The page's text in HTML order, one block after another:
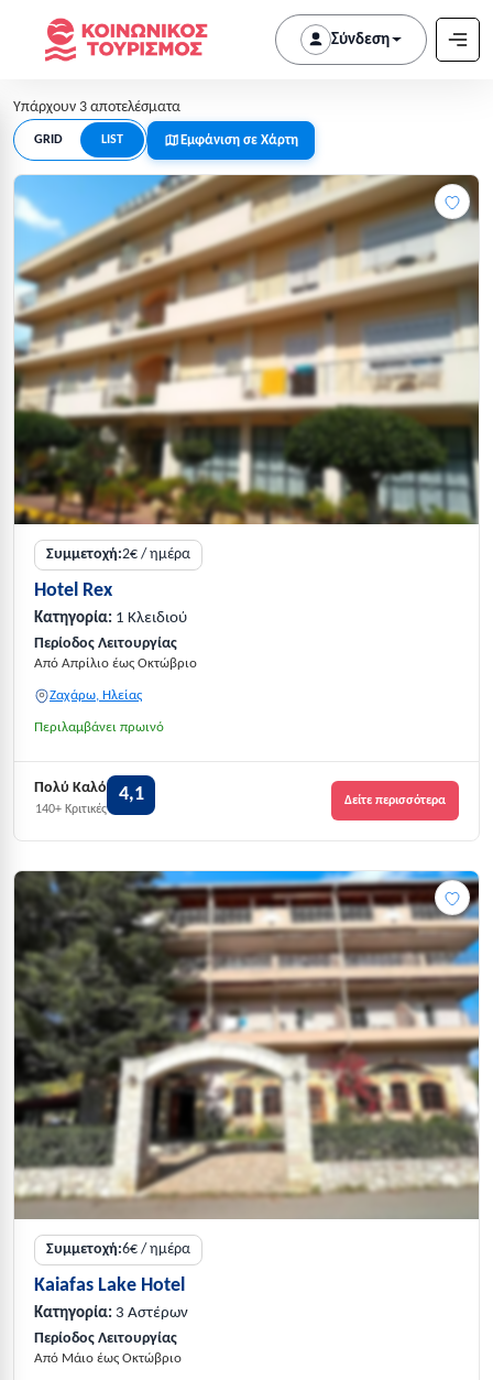
Σύνδεση
Υπάρχουν 3 αποτελέσματα
GRID LIST Εμφάνιση σε Χάρτη
Συμμετοχή:2€ / ημέρα
Hotel Rex
Κατηγορία: 1 Κλειδιού
Περίοδος Λειτουργίας
Από Απρίλιο έως Οκτώβριο
Ζαχάρω, Ηλείας
Περιλαμβάνει πρωινό
Πολύ Καλό
140+ Κριτικές
4,1 Δείτε περισσότερα
Συμμετοχή:6€ / ημέρα
Kaiafas Lake Hotel
Κατηγορία: 3 Αστέρων
Περίοδος Λειτουργίας
Από Μάιο έως Οκτώβριο